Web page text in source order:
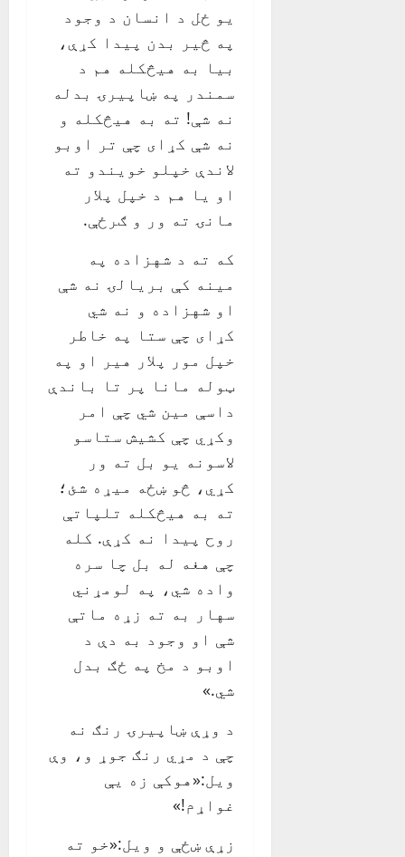
یو ځل د انسان د وجود
په څیر بدن پیدا کړې،
بیا به هیڅکله هم د
سمندر په ښاپیرۍ بدله
نه شې! ته به هیڅکله و
نه شې کړای چې تر اوبو
لاندې خپلو خویندو ته
او یا هم د خپل پلار
مانۍ ته ور و ګرځې.
که ته د شهزاده په
مینه کې بریالۍ نه شې
او شهزاده و نه شي
کړای چې ستا په خاطر
خپل مور پلار هیر او په
ټوله مانا پر تا باندې
داسې مین شي چې امر
وکړي چې کشیش ستاسو
لاسونه یو بل ته ور
کړي، څو ښځه میړه شئ؛
ته به هیڅکله تلپاتې
روح پیدا نه کړې. کله
چې هغه له بل چا سره
واده شي، په لومړني
سهار به ته زړه ماتې
شې او وجود به دې د
اوبو د مخ په ځګ بدل
شي.»
د وړې ښاپیرۍ رنګ نه
چې د مړي رنګ جوړ و، وې
ویل:«هوکې زه یې
غواړم!»
زړې ښځې و ویل:«خو ته